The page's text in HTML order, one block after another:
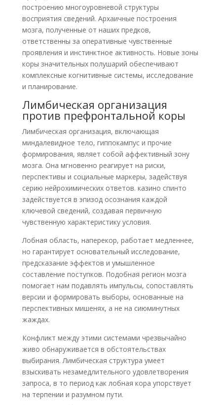
построению многоуровневой структуры
восприятия сведений. Архаичные построения
мозга, полученные от наших предков,
ответственны за оперативные чувственные
проявления и инстинктное активность. Новые зоны
коры значительных полушарий обеспечивают
комплексные когнитивные системы, исследование
и планирование.
Лимбическая организация
против префронтальной коры
Лимбическая организация, включающая
миндалевидное тело, гиппокампус и прочие
формирования, являет собой аффективный зону
мозга. Она мгновенно реагирует на риски,
перспективы и социальные маркеры, задействуя
серию нейрохимических ответов. казино спинто
задействуется в эпизод осознания каждой
ключевой сведений, создавая первичную
чувственную характеристику условия.
Лобная область, наперекор, работает медленнее,
но гарантирует основательный исследование,
предсказание эффектов и умышленное
составление поступков. Подобная регион мозга
помогает нам подавлять импульсы, сопоставлять
версии и формировать выборы, основанные на
перспективных мишенях, а не на сиюминутных
жаждах.
Конфликт между этими системами чрезвычайно
живо обнаруживается в обстоятельствах
выбирания. Лимбическая структура умеет
взыскивать незамедлительного удовлетворения
запроса, в то период как лобная кора упорствует
на терпении и разумном пути.